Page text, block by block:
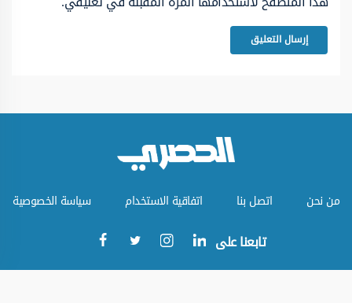
من نحن اتصل بنا اتفاقية الاستخدام سياسة الخصوصية
تابعنا على